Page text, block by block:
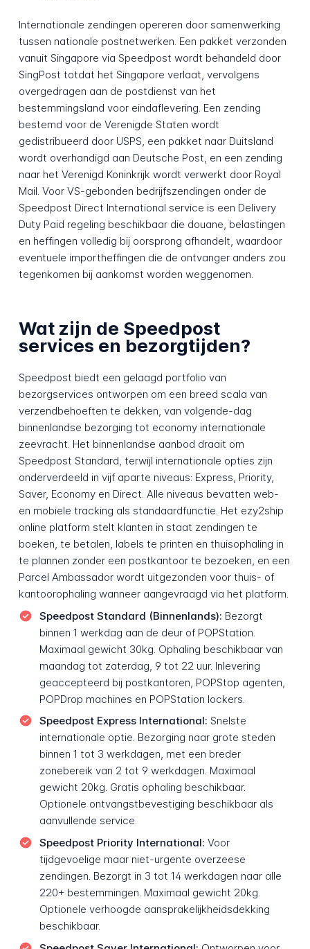
Internationale zendingen opereren door samenwerking
tussen nationale postnetwerken. Een pakket verzonden
vanuit Singapore via Speedpost wordt behandeld door
SingPost totdat het Singapore verlaat, vervolgens
overgedragen aan de postdienst van het
bestemmingsland voor eindaflevering. Een zending
bestemd voor de Verenigde Staten wordt
gedistribueerd door USPS, een pakket naar Duitsland
wordt overhandigd aan Deutsche Post, en een zending
naar het Verenigd Koninkrijk wordt verwerkt door Royal
Mail. Voor VS-gebonden bedrijfszendingen onder de
Speedpost Direct International service is een Delivery
Duty Paid regeling beschikbaar die douane, belastingen
en heffingen volledig bij oorsprong afhandelt, waardoor
eventuele importheffingen die de ontvanger anders zou
tegenkomen bij aankomst worden weggenomen.
Wat zijn de Speedpost
services en bezorgtijden?
Speedpost biedt een gelaagd portfolio van
bezorgservices ontworpen om een breed scala van
verzendbehoeften te dekken, van volgende-dag
binnenlandse bezorging tot economy internationale
zeevracht. Het binnenlandse aanbod draait om
Speedpost Standard, terwijl internationale opties zijn
onderverdeeld in vijf aparte niveaus: Express, Priority,
Saver, Economy en Direct. Alle niveaus bevatten web-
en mobiele tracking als standaardfunctie. Het ezy2ship
online platform stelt klanten in staat zendingen te
boeken, te betalen, labels te printen en thuisophaling in
te plannen zonder een postkantoor te bezoeken, en een
Parcel Ambassador wordt uitgezonden voor thuis- of
kantoorophaling wanneer aangevraagd via het platform.
Speedpost Standard (Binnenlands): Bezorgt
binnen 1 werkdag aan de deur of POPStation.
Maximaal gewicht 30kg. Ophaling beschikbaar van
maandag tot zaterdag, 9 tot 22 uur. Inlevering
geaccepteerd bij postkantoren, POPStop agenten,
POPDrop machines en POPStation lockers.
Speedpost Express International: Snelste
internationale optie. Bezorging naar grote steden
binnen 1 tot 3 werkdagen, met een breder
zonebereik van 2 tot 9 werkdagen. Maximaal
gewicht 20kg. Gratis ophaling beschikbaar.
Optionele ontvangstbevestiging beschikbaar als
aanvullende service.
Speedpost Priority International: Voor
tijdgevoelige maar niet-urgente overzeese
zendingen. Bezorgt in 3 tot 14 werkdagen naar alle
220+ bestemmingen. Maximaal gewicht 20kg.
Optionele verhoogde aansprakelijkheidsdekking
beschikbaar.